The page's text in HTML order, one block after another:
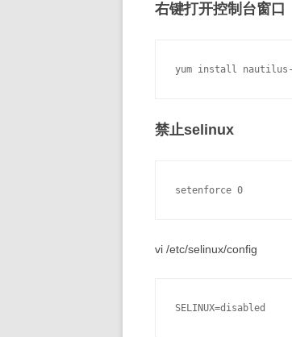
右键打开控制台窗口
禁止selinux
vi /etc/selinux/config